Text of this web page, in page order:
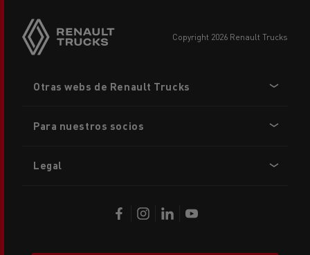
copyright 2026 Renault Trucks
menu
Otras webs de Renault Trucks
Para nuestros socios
Legal